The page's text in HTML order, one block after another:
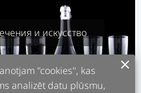
и искусство
"cookies", kas
analizēt datu plūsmu,
clear